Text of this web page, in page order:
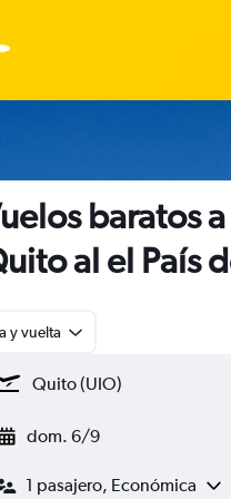
baratos
al el País
y vuelta
dom. 6/9
1 pasajero, Económica